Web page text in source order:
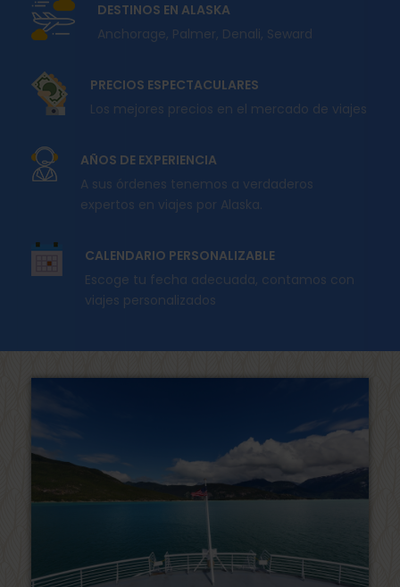
DESTINOS EN ALASKA
Anchorage, Palmer, Denali, Seward
PRECIOS ESPECTACULARES
Los mejores precios en el mercado de viajes
AÑOS DE EXPERIENCIA
A sus órdenes tenemos a verdaderos
expertos en viajes por Alaska.
CALENDARIO PERSONALIZABLE
Escoge tu fecha adecuada, contamos con
viajes personalizados